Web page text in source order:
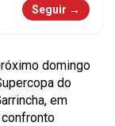
Seguir →
domingo
do
em